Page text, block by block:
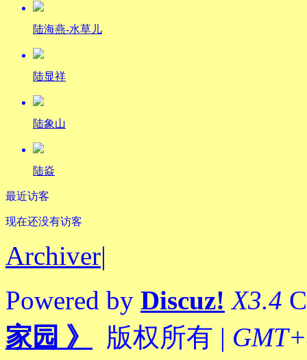
陆海燕-水草儿
陆显祥
陆象山
陆焱
最近访客
现在还没有访客
Archiver|
Powered by Discuz! X3.4
家园 》
版权所有 |